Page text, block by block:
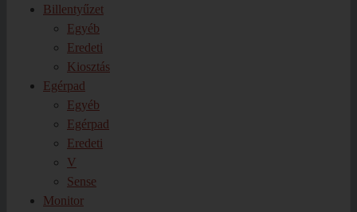
Billentyűzet
Egyéb
Eredeti
Kiosztás
Egérpad
Egyéb
Egérpad
Eredeti
V
Sense
Monitor